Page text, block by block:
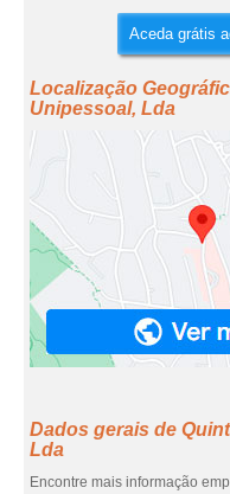
Aceda grátis
Localização
Unipessoal, Lda
Dados gerais de
Lda
Encontre mais informação